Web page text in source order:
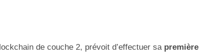
de couche 2, prévoit d’effectuer sa première